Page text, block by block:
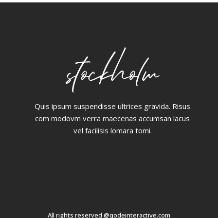
Quis ipsum suspendisse ultrices gravida. Risus
com modovm verra maecenas accumsan lacus
vel facilisis lomara tomi.
All rights reserved @qodeinteractive.com